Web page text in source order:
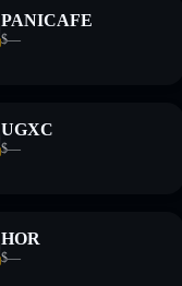
PANICAFE
$—
UGXC
$—
HOR
$—